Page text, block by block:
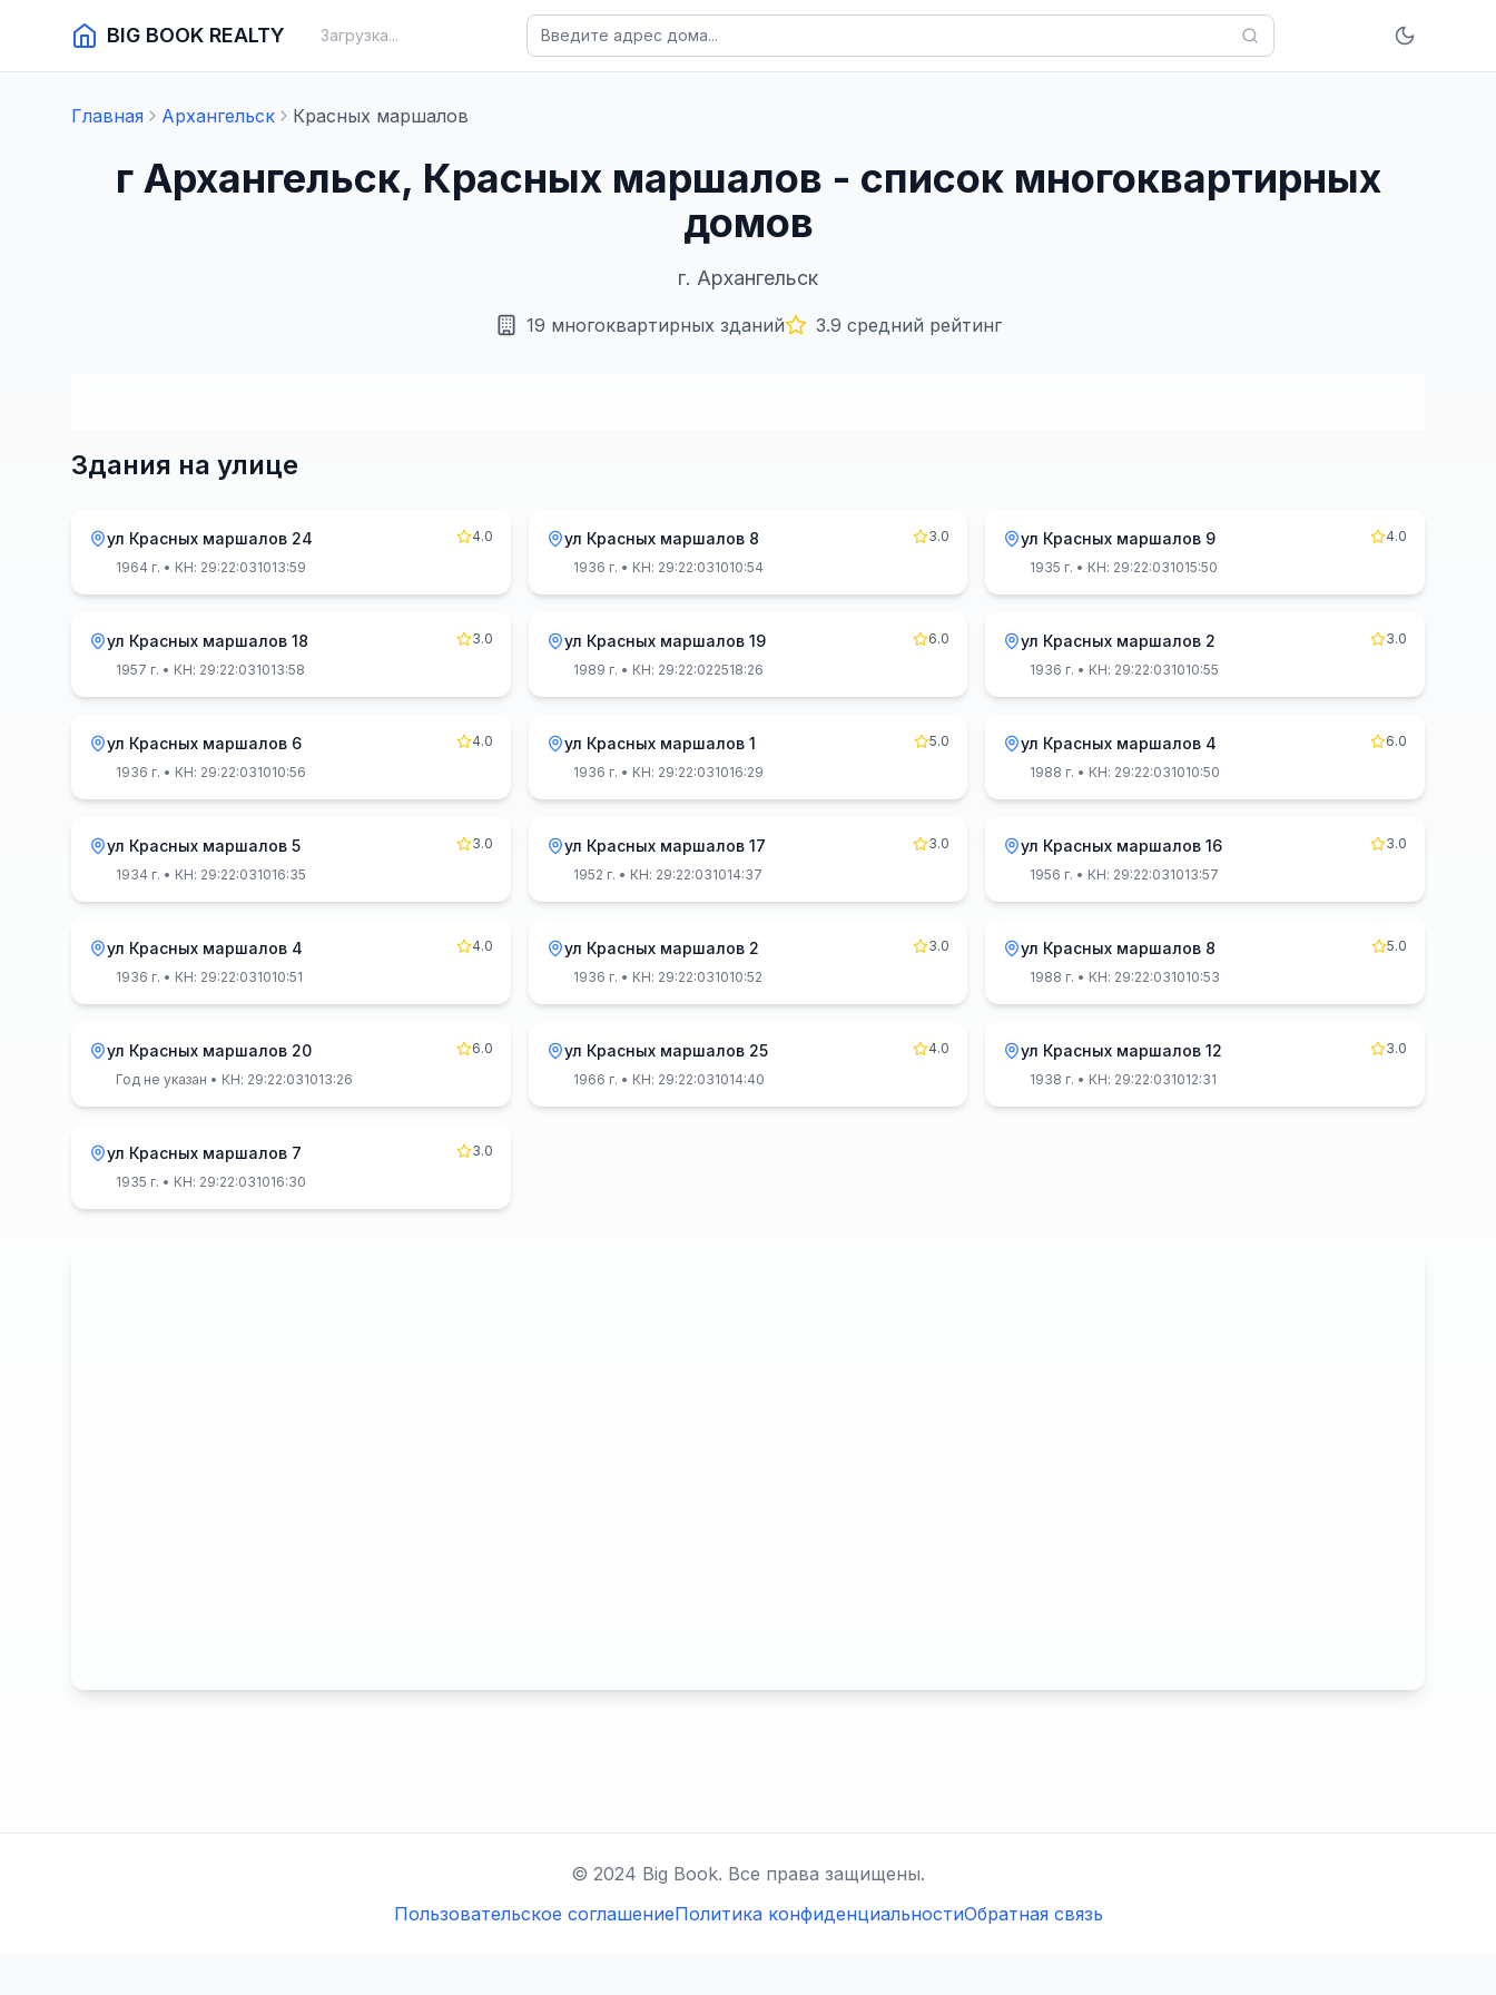
BIG BOOK REALTY Загрузка...
Главная Архангельск Красных маршалов
г Архангельск, Красных маршалов - список многоквартирных
домов
г. Архангельск
19 многоквартирных зданий 3.9 средний рейтинг
Здания на улице
ул Красных маршалов 24
4.0
1964 г. • КН: 29:22:031013:59
ул Красных маршалов 8
3.0
1936 г. • КН: 29:22:031010:54
ул Красных маршалов 9
4.0
1935 г. • КН: 29:22:031015:50
ул Красных маршалов 18
3.0
1957 г. • КН: 29:22:031013:58
ул Красных маршалов 19
6.0
1989 г. • КН: 29:22:022518:26
ул Красных маршалов 2
3.0
1936 г. • КН: 29:22:031010:55
ул Красных маршалов 6
4.0
1936 г. • КН: 29:22:031010:56
ул Красных маршалов 1
5.0
1936 г. • КН: 29:22:031016:29
ул Красных маршалов 4
6.0
1988 г. • КН: 29:22:031010:50
ул Красных маршалов 5
3.0
1934 г. • КН: 29:22:031016:35
ул Красных маршалов 17
3.0
1952 г. • КН: 29:22:031014:37
ул Красных маршалов 16
3.0
1956 г. • КН: 29:22:031013:57
ул Красных маршалов 4
4.0
1936 г. • КН: 29:22:031010:51
ул Красных маршалов 2
3.0
1936 г. • КН: 29:22:031010:52
ул Красных маршалов 8
5.0
1988 г. • КН: 29:22:031010:53
ул Красных маршалов 20
6.0
Год не указан • КН: 29:22:031013:26
ул Красных маршалов 25
4.0
1966 г. • КН: 29:22:031014:40
ул Красных маршалов 12
3.0
1938 г. • КН: 29:22:031012:31
ул Красных маршалов 7
3.0
1935 г. • КН: 29:22:031016:30
© 2024 Big Book. Все права защищены.
Пользовательское соглашениеПолитика конфиденциальностиОбратная связь